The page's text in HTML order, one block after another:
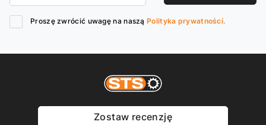
Proszę zwrócić uwagę na naszą Polityka prywatności.
Zostaw recenzję